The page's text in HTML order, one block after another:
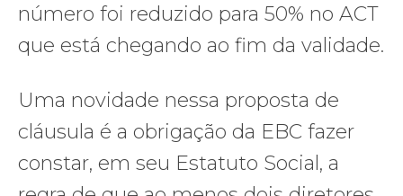
número foi reduzido para 50% no ACT
que está chegando ao fim da validade.
Uma novidade nessa proposta de
cláusula é a obrigação da EBC fazer
constar, em seu Estatuto Social, a